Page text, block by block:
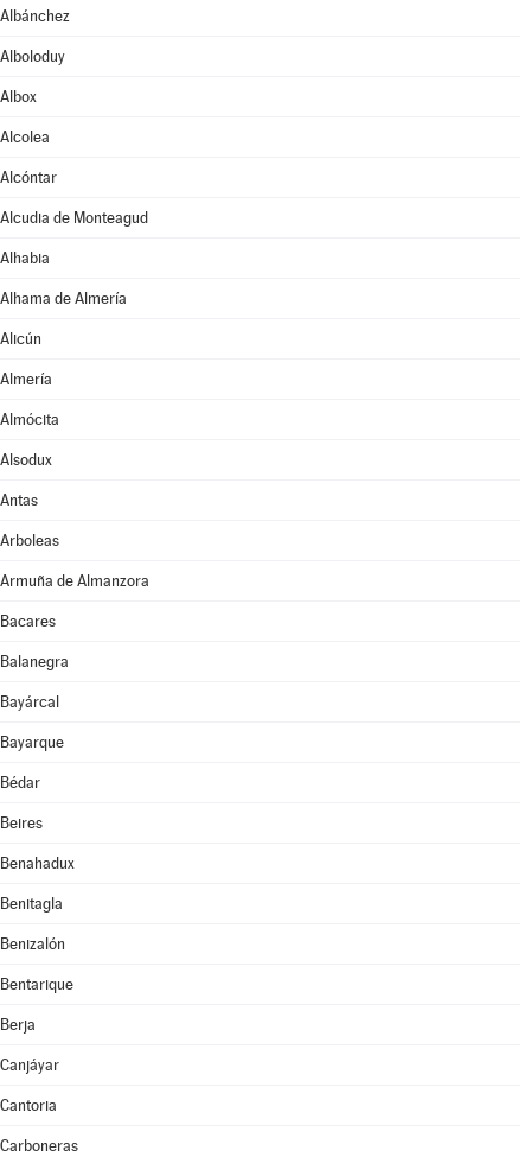
Albánchez
Alboloduy
Albox
Alcolea
Alcóntar
Alcudia de Monteagud
Alhabia
Alhama de Almería
Alicún
Almería
Almócita
Alsodux
Antas
Arboleas
Armuña de Almanzora
Bacares
Balanegra
Bayárcal
Bayarque
Bédar
Beires
Benahadux
Benitagla
Benizalón
Bentarique
Berja
Canjáyar
Cantoria
Carboneras